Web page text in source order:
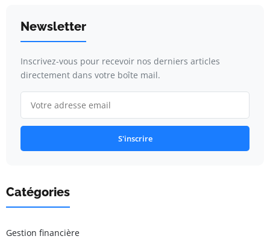
Newsletter
Inscrivez-vous pour recevoir nos derniers articles
directement dans votre boîte mail.
S'inscrire
Catégories
Gestion financière